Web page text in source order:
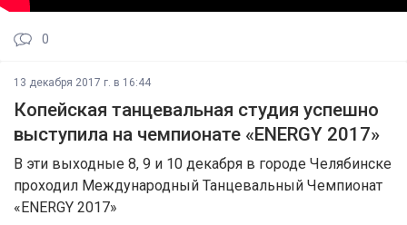
0
13 декабря 2017 г. в 16:44
Копейская танцевальная студия успешно
выступила на чемпионате «ENERGY 2017»
В эти выходные 8, 9 и 10 декабря в городе Челябинске
проходил Международный Танцевальный Чемпионат
«ENERGY 2017»